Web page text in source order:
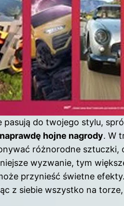
pasują do twojego stylu,
naprawdę hojne nagrody. W
różnorodne
wyzwanie, tym
przynieść świetne
z siebie wszystko na